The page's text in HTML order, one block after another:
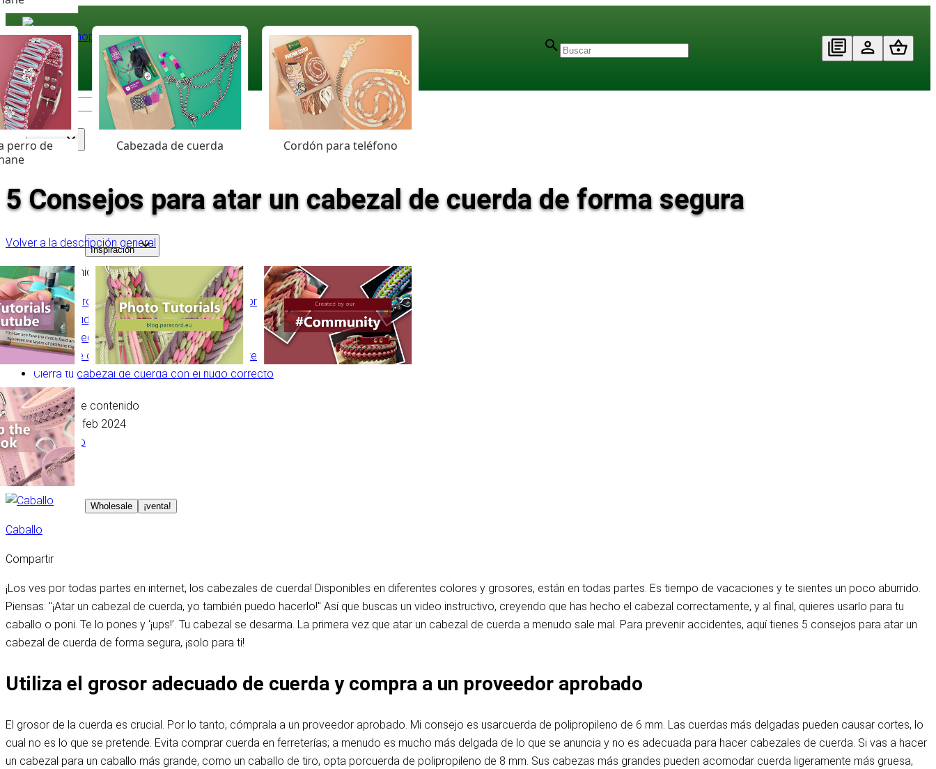
Paracord
Coloured Cord Paradise
Surtido
perro de
Cabezada de cuerda Cordón para teléfono
Inspiración
Wholesale ¡venta!
5 Consejos para atar un cabezal de cuerda de forma segura
Volver a la descripción general
Tabla de contenido
Utiliza el grosor adecuado de cuerda y compra a un proveedor aprobado
Haz los nudos seguros correctos
Usa las medidas correctas
Asegúrate de que el cabezal de cuerda ajuste
Cierra tu cabezal de cuerda con el nudo correcto
Tabla de contenido
Myrthe Blom26 feb 2024
Autor Invitado
Caballo
Compartir
¡Los ves por todas partes en internet, los cabezales de cuerda! Disponibles en diferentes colores y grosores, están en todas partes. Es tiempo de vacaciones y te sientes un poco aburrido.
Piensas: "¡Atar un cabezal de cuerda, yo también puedo hacerlo!" Así que buscas un video instructivo, creyendo que has hecho el cabezal correctamente, y al final, quieres usarlo para tu
caballo o poni. Te lo pones y ‘¡ups!’. Tu cabezal se desarma. La primera vez que atar un cabezal de cuerda a menudo sale mal. Para prevenir accidentes, aquí tienes 5 consejos para atar un
cabezal de cuerda de forma segura, ¡solo para ti!
Utiliza el grosor adecuado de cuerda y compra a un proveedor aprobado
El grosor de la cuerda es crucial. Por lo tanto, cómprala a un proveedor aprobado. Mi consejo es usarcuerda de polipropileno de 6 mm. Las cuerdas más delgadas pueden causar cortes, lo
cual no es lo que se pretende. Evita comprar cuerda en ferreterías; a menudo es mucho más delgada de lo que se anuncia y no es adecuada para hacer cabezales de cuerda. Si vas a hacer
un cabezal para un caballo más grande, como un caballo de tiro, opta porcuerda de polipropileno de 8 mm. Sus cabezas más grandes pueden acomodar cuerda ligeramente más gruesa,